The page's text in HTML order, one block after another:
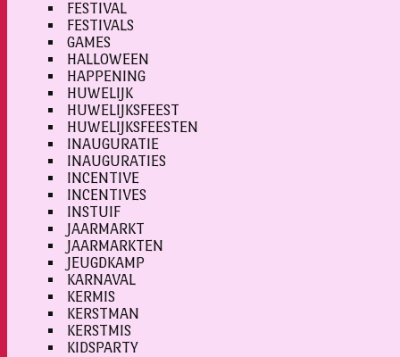
FESTIVAL
FESTIVALS
GAMES
HALLOWEEN
HAPPENING
HUWELIJK
HUWELIJKSFEEST
HUWELIJKSFEESTEN
INAUGURATIE
INAUGURATIES
INCENTIVE
INCENTIVES
INSTUIF
JAARMARKT
JAARMARKTEN
JEUGDKAMP
KARNAVAL
KERMIS
KERSTMAN
KERSTMIS
KIDSPARTY